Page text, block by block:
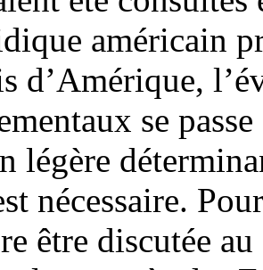
américain
d’Amérique,
se
légère
nécessaire.
être discutée